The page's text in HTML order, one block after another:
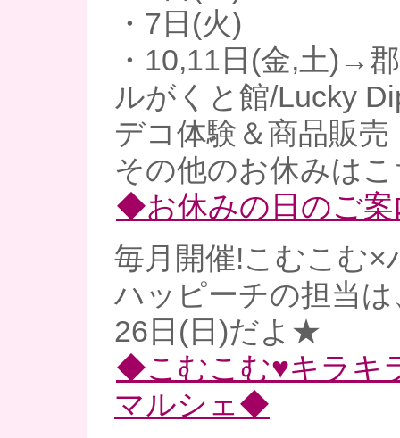
・7日(火)
・10,11日(金,土)→
ルがくと館/Lucky
デコ体験＆商品販売
その他のお休みは
◆お休みの日のご
毎月開催!こむこむ×
ハッピーチの担当
26日(日)だよ★
◆こむこむ♥キラキ
マルシェ◆